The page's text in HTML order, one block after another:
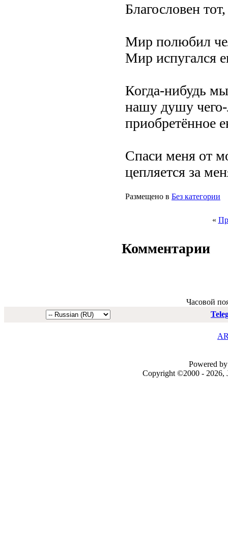
Благословен
Мир полюбил
Мир испугался
Когда-нибудь
нашу душу
приобретённое
Спаси меня от
цепляется за
Размещено в Без категории
«
Комментарии
Часовой
Powered
Copyright ©2000 - 2026,